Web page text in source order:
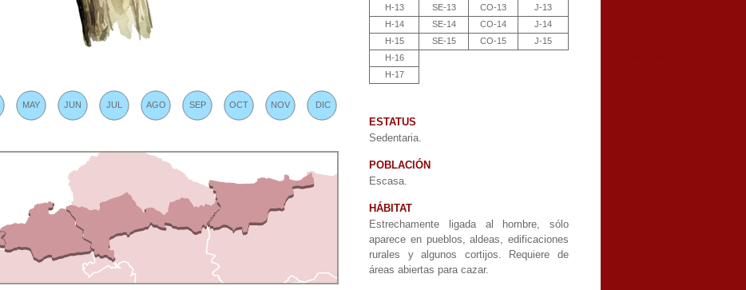
MAY JUN JUL AGO SEP OCT NOV DIC
H-13
SE-13 CO-13
J-13
H-14
SE-14 CO-14
J-14
H-15
SE-15 CO-15
J-15
H-16
H-17
ESTATUS
Sedentaria.
POBLACIÓN
Escasa.
HÁBITAT
Estrechamente ligada al hombre, sólo
aparece en pueblos, aldeas, edificaciones
rurales y algunos cortijos. Requiere de
áreas abiertas para cazar.